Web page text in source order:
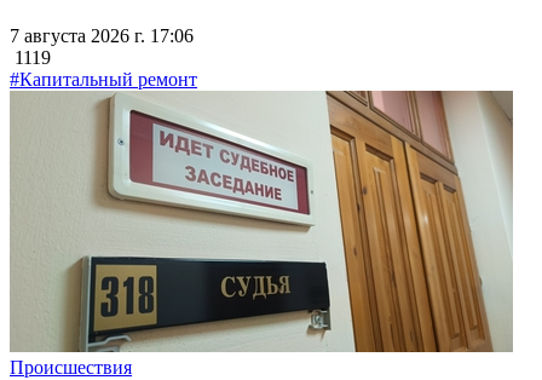
7 августа 2026 г. 17:06
1119
#Капитальный ремонт
Происшествия